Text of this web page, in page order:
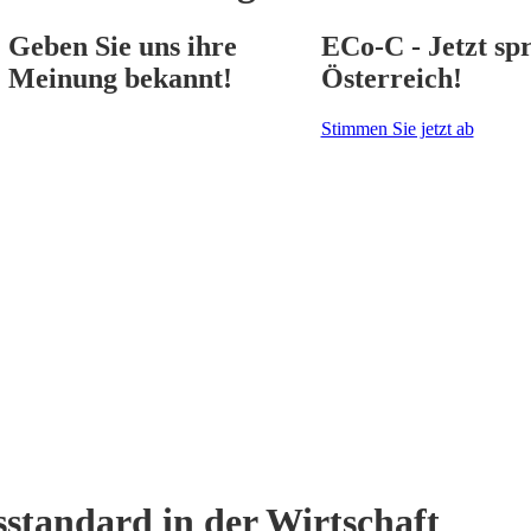
Geben Sie uns ihre
Meinung bekannt!
ECo-C - Jetzt
Österreich!
Stimmen Sie jetzt ab
in der Wirtschaft